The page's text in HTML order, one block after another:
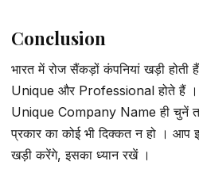
Conclusion
भारत में रोज सैंकड़ों कंपनियां खड़ी
Unique और Professional होते हैं
Unique Company Name ही चुनें
प्रकार का कोई भी दिक्कत न हो । आप
खड़ी करेंगे, इसका ध्यान रखें ।